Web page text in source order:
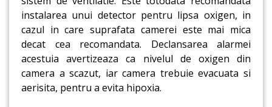
instalarea unui detector pentru lipsa oxigen, in
cazul in care suprafata camerei este mai mica
decat cea recomandata. Declansarea alarmei
acestuia avertizeaza ca nivelul de oxigen din
camera a scazut, iar camera trebuie evacuata si
aerisita, pentru a evita hipoxia.